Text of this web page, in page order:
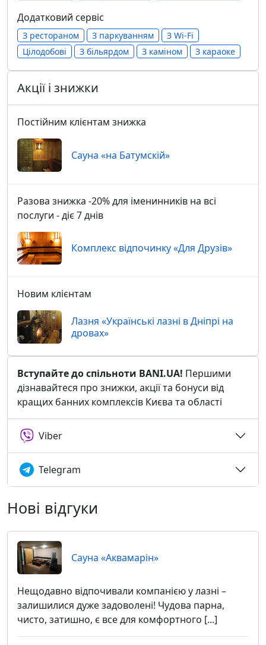
Додатковий сервіс
З рестораном З паркуванням
З Wi-Fi
Цілодобові
З більярдом З каміном З караоке
Акції і знижки
Постійним клієнтам знижка
Сауна «на Батумскій»
Разова знижка -20% для іменинників на всі
послуги - діє 7 днів
Комплекс відпочинку «Для Друзів»
Новим клієнтам
Лазня «Українські лазні в Дніпрі на
дровах»
Вступайте до спільноти BANI.UA! Першими
дізнавайтеся про знижки, акції та бонуси від
кращих банних комплексів Києва та області
Viber
Telegram
Нові відгуки
Сауна «Аквамарін»
Нещодавно відпочивали компанією у лазні –
залишилися дуже задоволені! Чудова парна,
чисто, затишно, є все для комфортного [...]